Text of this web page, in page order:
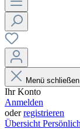
Menü schließen
Ihr Konto
Anmelden
oderregistrieren
Übersicht